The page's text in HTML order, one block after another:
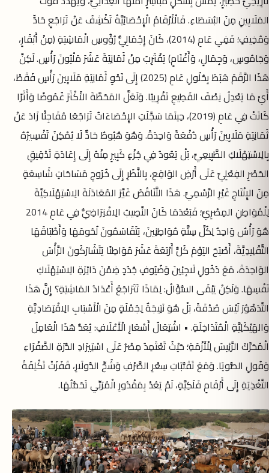
المَلَايِينِ مِنَ البُسَطَاءِ. فَالْأَرْقَامُ الْإِحْصَائِيَّةُ تَكْشِفُ عَنْ تَرَاجُعٍ حَادٍّ
وَمُخِيفٍ؛ فَفِي عَامِ (2014)، كَانَ إِجْمَالِيُّ رُؤُوسِ الْمَاشِيَةِ (مِنْ أَبْقَارٍ،
وَجَامُوسٍ، وَجِمَالٍ، وَأَغْنَامٍ) يَقْتَرِبُ مِنْ ثَمَانِيَةَ عَشَرَ مَلْيُونَ رَأْسٍ. لَكِنَّ
هَذَا الرَّقَمَ هَبَطَ بِحُلُولِ عَامِ (2025) إِلَى نَحْوِ ثَمَانِيَةِ مَلَايِينَ رَأْسٍ فَقَطْ،
أَيْ مَا يَعْدِلُ نِصْفَ القَطِيعِ تَقْرِيبًا. وَلَعَلَّ المَحَطَّةَ الأَكْثَرَ غُمُوضًا وَأَثَرًا
كَانَتْ فِي عَامِ (2019)، حِينَمَا سَجَّلَتِ الإِحْصَاءَاتُ تَرَاجُعًا مُفَاجِئًا زَادَ عَنْ
ثَمَانِيَةِ مَلَايِينَ رَأْسٍ دُفْعَةً وَاحِدَةً. وَهُوَ هُبُوطٌ حَادٌّ لَا يُمْكِنُ تَفْسِيرُهُ
بِالِاسْتِهْلَاكِ الطَّبِيعِيِّ، بَلْ يَعُودُ فِي جُزْءٍ كَبِيرٍ مِنْهُ إِلَى إِعَادَةِ تَدْقِيقِ
الحَصْرِ الفِعْلِيِّ عَلَى أَرْضِ الوَاقِعِ، بِالنَّظَرِ إِلَى خُرُوجِ مَسَاحَاتٍ شَاسِعَةٍ
مِنَ الإِنْتَاجِ غَيْرِ الرَّسْمِيِّ. هَذَا التَّنَاقُصُ غَيَّرَ المُعَادَلَةَ الِاسْتِهْلَاكِيَّةَ
لِلْمُوَاطِنِ المِصْرِيِّ؛ فَبَعْدَمَا كَانَ النَّصِيبُ الِافْتِرَاضِيُّ فِي عَامِ 2014
هُوَ رَأْسٌ وَاحِدٌ لِكُلِّ سِتَّةِ مُوَاطِنِينَ، يَتَقَاسَمُونَ لُحُومَهَا وَأَطْبَاقَهَا
التَّقْلِيدِيَّةَ، أَصْبَحَ اليَوْمَ كُلُّ أَرْبَعَةَ عَشَرَ مُوَاطِنًا يَتَشَارَكُونَ الرَّأْسَ
الوَاحِدَةَ، مَعَ دُخُولِ لَاجِئِينَ وَضُيُوفٍ جُدُدٍ ضِمْنَ دَائِرَةِ الِاسْتِهْلَاكِ
نَفْسِهَا. وَلَكِنْ يَبْقَى السُّؤَالُ: لِمَاذَا تَتَرَاجَعُ أَعْدَادُ المَاشِيَةِ؟ إِنَّ هَذَا
التَّدَهْوُرَ لَيْسَ صُدْفَةً، بَلْ هُوَ نَتِيجَةٌ لِجُمْلَةٍ مِنَ الْأَسْبَابِ الِاقْتِصَادِيَّةِ
وَالهَيْكَلِيَّةِ الْمُتَدَاخِلَةِ. • اشْتِعَالُ أَسْعَارِ الْأَعْلَافِ: يُعَدُّ هَذَا الْعَامِلُ
الْمُحَرِّكَ الرَّئِيسَ لِلْأَزْمَةِ؛ حَيْثُ تَعْتَمِدُ مِصْرُ عَلَى اسْتِيرَادِ الذُّرَةِ الصَّفْرَاءِ
وَفُولِ الصُّويَا. وَمَعَ تَقَلُّبَاتِ سِعْرِ الصَّرْفِ وَشُحِّ الدُّولَارِ، قَفَزَتْ تَكْلِفَةُ
التَّغْذِيَةِ إِلَى أَرْقَامٍ فَلَكِيَّةٍ، لَمْ يَعُدْ بِمَقْدُورِ الْمُرَبِّي تَحَمُّلُهَا.